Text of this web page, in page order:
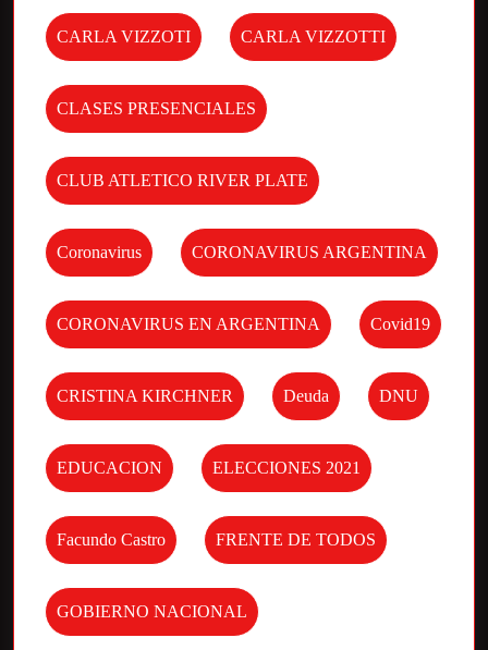
CARLA VIZZOTI CARLA VIZZOTTI
CLASES PRESENCIALES
CLUB ATLETICO RIVER PLATE
Coronavirus CORONAVIRUS ARGENTINA
CORONAVIRUS EN ARGENTINA Covid19
CRISTINA KIRCHNER Deuda DNU
EDUCACION ELECCIONES 2021
Facundo Castro FRENTE DE TODOS
GOBIERNO NACIONAL